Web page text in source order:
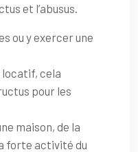
et l’abusus.
ou y exercer une
locatif, cela
pour les
maison, de la
forte activité du